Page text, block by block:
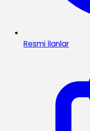
Resmi İlanlar